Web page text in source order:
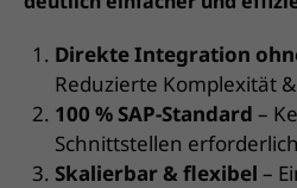
Direkte Integration
Reduzierte Komplexität
100 % SAP-Standard –
Schnittstellen erforderlich
Skalierbar & flexibel –